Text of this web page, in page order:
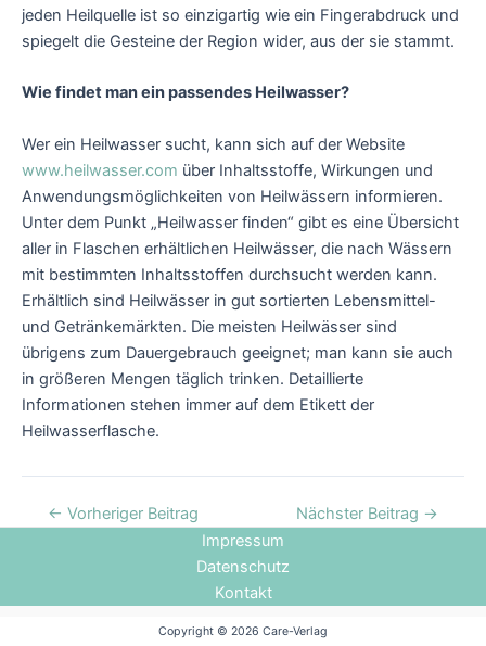
jeden Heilquelle ist so einzigartig wie ein Fingerabdruck und
spiegelt die Gesteine der Region wider, aus der sie stammt.
Wie findet man ein passendes Heilwasser?
Wer ein Heilwasser sucht, kann sich auf der Website
www.heilwasser.com über Inhaltsstoffe, Wirkungen und
Anwendungsmöglichkeiten von Heilwässern informieren.
Unter dem Punkt „Heilwasser finden“ gibt es eine Übersicht
aller in Flaschen erhältlichen Heilwässer, die nach Wässern
mit bestimmten Inhaltsstoffen durchsucht werden kann.
Erhältlich sind Heilwässer in gut sortierten Lebensmittel-
und Getränkemärkten. Die meisten Heilwässer sind
übrigens zum Dauergebrauch geeignet; man kann sie auch
in größeren Mengen täglich trinken. Detaillierte
Informationen stehen immer auf dem Etikett der
Heilwasserflasche.
← Vorheriger Beitrag Nächster Beitrag →
Impressum
Datenschutz
Kontakt
Copyright © 2026 Care-Verlag